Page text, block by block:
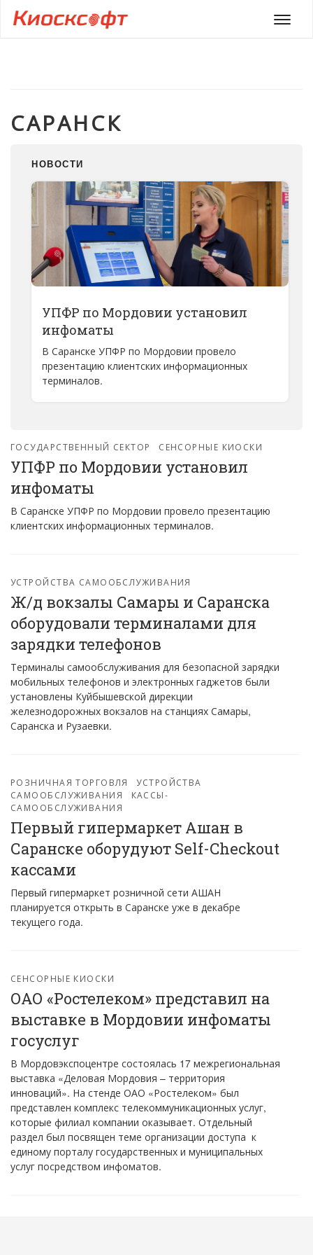
Меню
САРАНСК
НОВОСТИ
УПФР по Мордовии установил
инфоматы
В Саранске УПФР по Мордовии провело
презентацию клиентских информационных
терминалов.
ГОСУДАРСТВЕННЫЙ СЕКТОР СЕНСОРНЫЕ КИОСКИ
УПФР по Мордовии установил
инфоматы
В Саранске УПФР по Мордовии провело презентацию
клиентских информационных терминалов.
УСТРОЙСТВА САМООБСЛУЖИВАНИЯ
Ж/д вокзалы Самары и Саранска
оборудовали терминалами для
зарядки телефонов
Терминалы самообслуживания для безопасной зарядки
мобильных телефонов и электронных гаджетов были
установлены Куйбышевской дирекции
железнодорожных вокзалов на станциях Самары,
Саранска и Рузаевки.
РОЗНИЧНАЯ ТОРГОВЛЯ
УСТРОЙСТВА
САМООБСЛУЖИВАНИЯ
КАССЫ-
САМООБСЛУЖИВАНИЯ
Первый гипермаркет Ашан в
Саранске оборудуют Self-Checkout
кассами
Первый гипермаркет розничной сети АШАН
планируется открыть в Саранске уже в декабре
текущего года.
СЕНСОРНЫЕ КИОСКИ
ОАО «Ростелеком» представил на
выставке в Мордовии инфоматы
госуслуг
В Мордовэкспоцентре состоялась 17 межрегиональная
выставка «Деловая Мордовия – территория
инноваций». На стенде ОАО «Ростелеком» был
представлен комплекс телекоммуникационных услуг,
которые филиал компании оказывает. Отдельный
раздел был посвящен теме организации доступа к
единому порталу государственных и муниципальных
услуг посредством инфоматов.